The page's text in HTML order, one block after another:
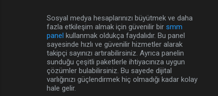
Sosyal medya hesaplarınızı büyütmek ve daha
fazla etkileşim almak için güvenilir bir smm
panel kullanmak oldukça faydalıdır. Bu panel
sayesinde hızlı ve güvenilir hizmetler alarak
takipçi sayınızı artırabilirsiniz. Ayrıca panelin
sunduğu çeşitli paketlerle ihtiyacınıza uygun
çözümler bulabilirsiniz. Bu sayede dijital
varlığınızı güçlendirmek hiç olmadığı kadar kolay
hale gelir.